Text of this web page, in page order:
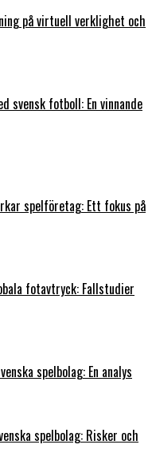
på virtuell verklighet och
svensk fotboll: En vinnande
spelföretag: Ett fokus på
fotavtryck: Fallstudier
spelbolag: En analys
spelbolag: Risker och